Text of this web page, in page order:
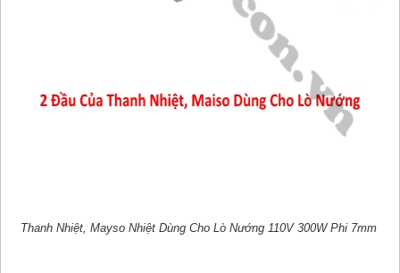
Thanh Nhiệt, Mayso Nhiệt Dùng Cho Lò Nướng 110V 300W Phi 7mm